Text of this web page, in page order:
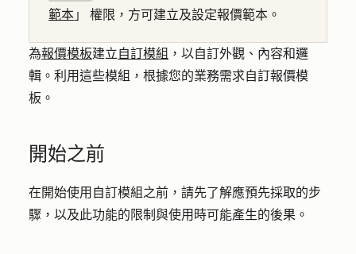
範本 」 權限，方可建立及設定報價範本。
為報價模板建立自訂模組 ，以自訂外觀、內容和邏
輯。利用這些模組，根據您的業務需求自訂報價模
板。
開始之前
在開始使用自訂模組之前，請先了解應預先採取的步
驟，以及此功能的限制與使用時可能產生的後果。